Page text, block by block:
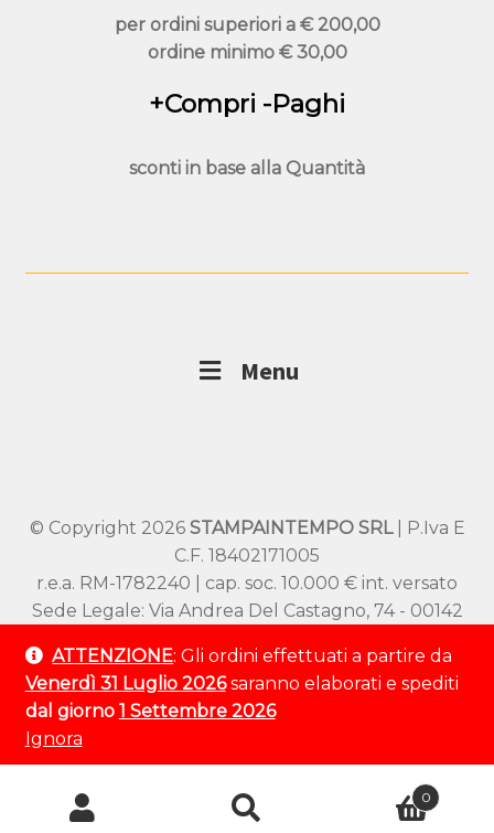
ATTENZIONE: Gli ordini effettuati a partire da
Venerdì 31 Luglio 2026saranno elaborati e spediti
dal giorno 1 Settembre 2026
Ignora
per ordini superiori a € 200,00
ordine minimo€ 30,00
+Compri -Paghi
sconti in base alla Quantità
Menu
© Copyright 2026 STAMPAINTEMPO SRL| P.Iva E
C.F. 18402171005
r.e.a. RM-1782240 | cap. soc. 10.000 € int. versato
Sede Legale: Via Andrea Del Castagno, 74 - 00142
Sede Operativa: Viale SS Pietro e Paolo 54/A –
00144 Roma
Tel:+39 320 9529 802
Ricerca
prodotti
0